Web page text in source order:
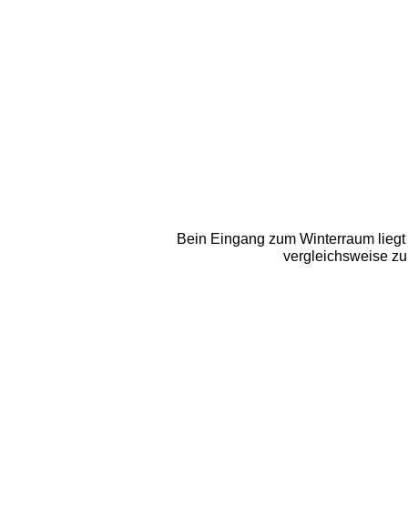
Bein Eingang zum Winterraum
vergleichsweise